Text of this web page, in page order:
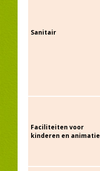
Sanitair
Faciliteiten voor
kinderen en animatie